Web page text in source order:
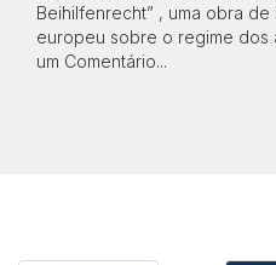
Beihilfenrecht” , uma obra
europeu sobre o regime dos
um Comentário...